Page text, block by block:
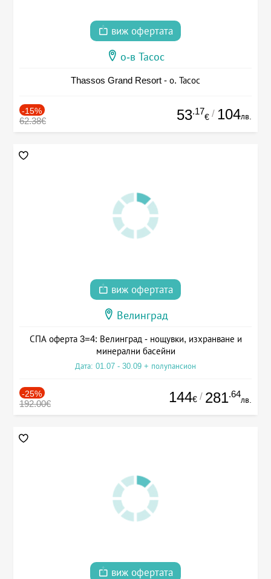
виж офертата
о-в Тасос
Thassos Grand Resort - о. Тасос
-15%
62.38€ 53.17
€ / 104лв.
виж офертата
Велинград
СПА оферта 3=4: Велинград - нощувки, изхранване и
минерални басейни
Дата: 01.07 - 30.09 + полупансион
-25%
192.00€ 144€ / 281.64
лв.
виж офертата